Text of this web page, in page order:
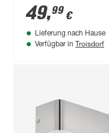
neutralweiß 30 x
x 10,3 cm
49,99 €
Lieferung nach Hause
Verfügbar in Troisdorf